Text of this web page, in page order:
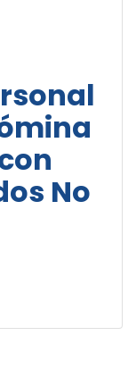
No